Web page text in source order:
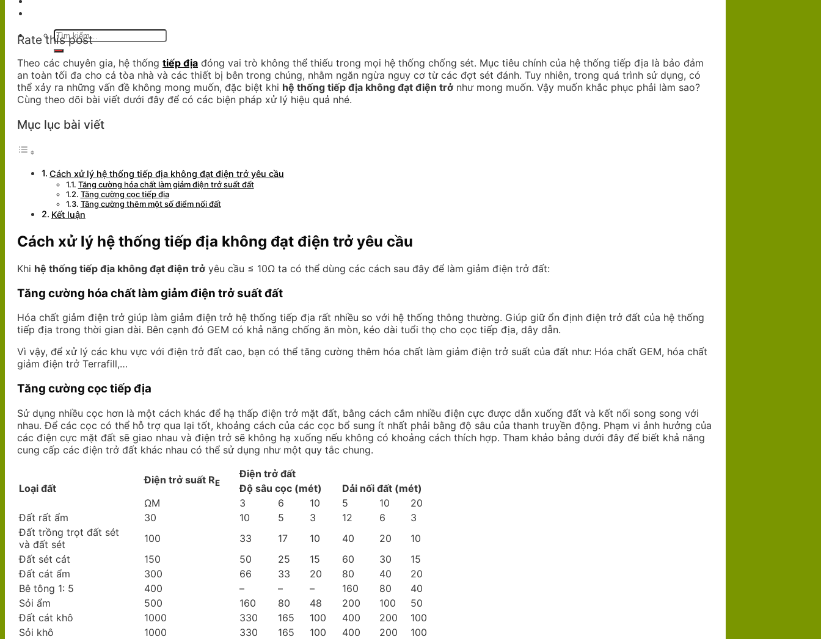
Tìm
kiếm:
Rate this post
Theo các chuyên gia, hệ thống tiếp địa đóng vai trò không thể thiếu trong mọi hệ thống chống sét. Mục tiêu chính của hệ thống tiếp địa là bảo đảm
an toàn tối đa cho cả tòa nhà và các thiết bị bên trong chúng, nhằm ngăn ngừa nguy cơ từ các đợt sét đánh. Tuy nhiên, trong quá trình sử dụng, có
thể xảy ra những vấn đề không mong muốn, đặc biệt khi hệ thống tiếp địa không đạt điện trở như mong muốn. Vậy muốn khắc phục phải làm sao?
Cùng theo dõi bài viết dưới đây để có các biện pháp xử lý hiệu quả nhé.
Mục lục bài viết
Cách xử lý hệ thống tiếp địa không đạt điện trở yêu cầu
Tăng cường hóa chất làm giảm điện trở suất đất
Tăng cường cọc tiếp địa
Tăng cường thêm một số điểm nối đất
Kết luận
Cách xử lý hệ thống tiếp địa không đạt điện trở yêu cầu
Khi hệ thống tiếp địa không đạt điện trở yêu cầu ≤ 10Ω ta có thể dùng các cách sau đây để làm giảm điện trở đất:
Tăng cường hóa chất làm giảm điện trở suất đất
Hóa chất giảm điện trở giúp làm giảm điện trở hệ thống tiếp địa rất nhiều so với hệ thống thông thường. Giúp giữ ổn định điện trở đất của hệ thống
tiếp địa trong thời gian dài. Bên cạnh đó GEM có khả năng chống ăn mòn, kéo dài tuổi thọ cho cọc tiếp địa, dây dẫn.
Vì vậy, để xử lý các khu vực với điện trở đất cao, bạn có thể tăng cường thêm hóa chất làm giảm điện trở suất của đất như: Hóa chất GEM, hóa chất
giảm điện trở Terrafill,…
Tăng cường cọc tiếp địa
Sử dụng nhiều cọc hơn là một cách khác để hạ thấp điện trở mặt đất, bằng cách cắm nhiều điện cực được dẫn xuống đất và kết nối song song với
nhau. Để các cọc có thể hỗ trợ qua lại tốt, khoảng cách của các cọc bổ sung ít nhất phải bằng độ sâu của thanh truyền động. Phạm vi ảnh hưởng của
các điện cực mặt đất sẽ giao nhau và điện trở sẽ không hạ xuống nếu không có khoảng cách thích hợp. Tham khảo bảng dưới đây để biết khả năng
cung cấp các điện trở đất khác nhau có thể sử dụng như một quy tắc chung.
Loại đất
Điện trở suất RE
Điện trở đất
Độ sâu cọc (mét)
Dải nối đất (mét)
ΩM
3 6 10 5 10
20
Đất rất ẩm
30 10 5 3 12 6
3
Đất trồng trọt đất sét
và đất sét
100 33 17 10 40 20
10
Đất sét cát
150 50 25 15 60 30
15
Đất cát ẩm
300 66 33 20 80 40
20
Bê tông 1: 5
400 – – – 160 80
40
Sỏi ẩm
500 160 80 48 200 100
50
Đất cát khô
1000 330 165 100 400 200
100
Sỏi khô
1000 330 165 100 400 200
100